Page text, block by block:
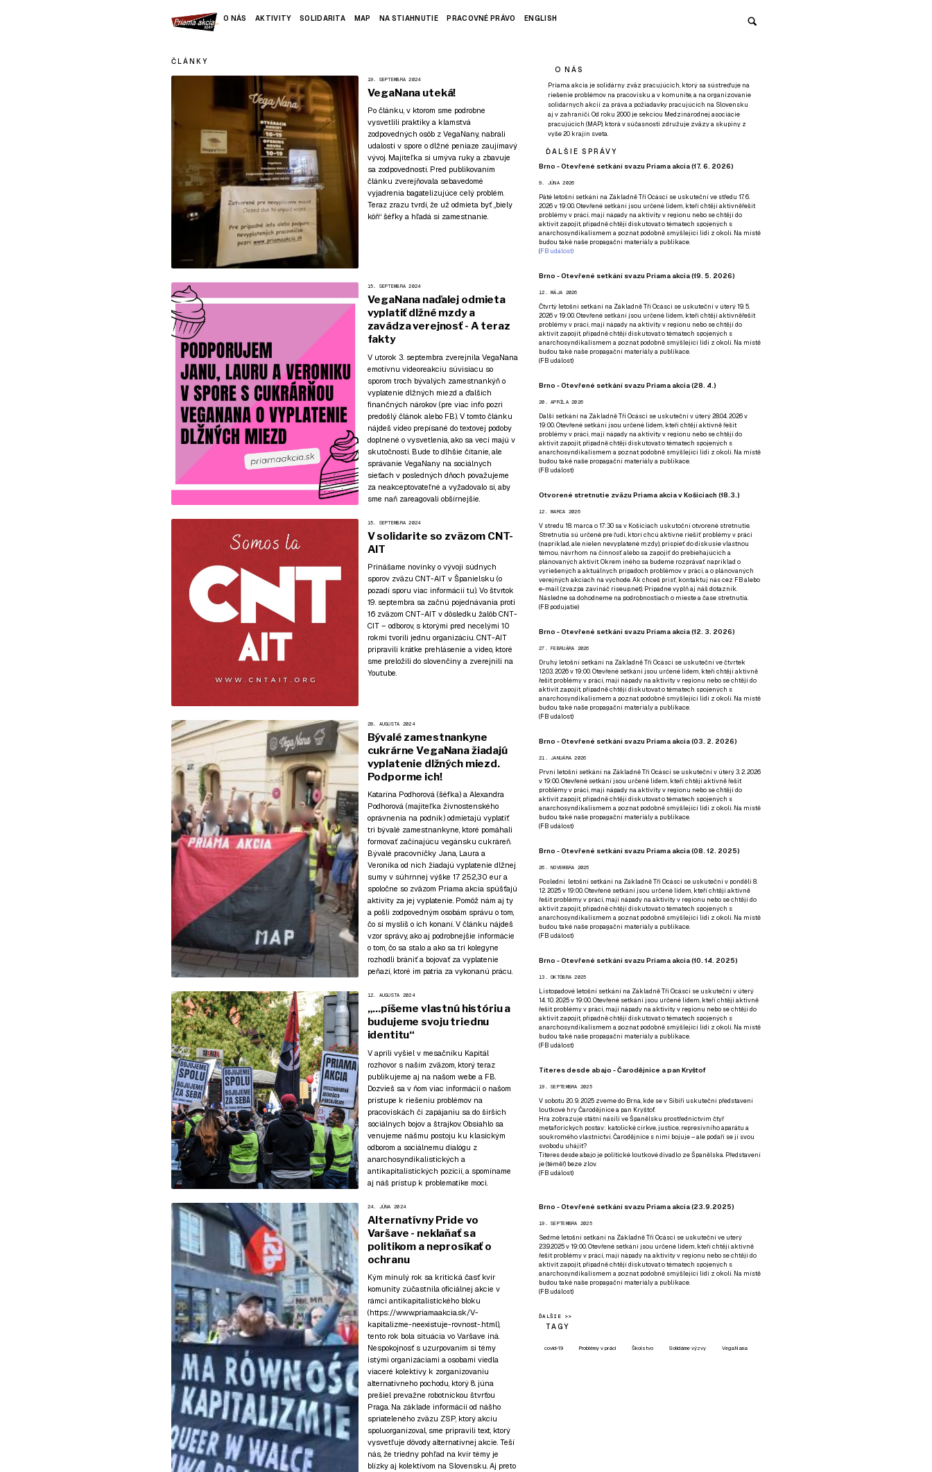
O NÁS AKTIVITY SOLIDARITA MAP NA STIAHNUTIE PRACOVNÉ PRÁVO ENGLISH
ČLÁNKY
19. SEPTEMBRA 2024
VegaNana uteká!
Po článku, v ktorom sme podrobne
vysvetlili praktiky a klamstvá
zodpovedných osôb z VegaNany, nabrali
udalosti v spore o dlžné peniaze zaujímavý
vývoj. Majiteľka si umýva ruky a zbavuje
sa zodpovednosti. Pred publikovaním
článku zverejňovala sebavedomé
vyjadrenia bagatelizujúce celý problém.
Teraz zrazu tvrdí, že už odmieta byť „biely
kôň“ šéfky a hľadá si zamestnanie.
15. SEPTEMBRA 2024
VegaNana naďalej odmieta
vyplatiť dlžné mzdy a
zavádza verejnosť - A teraz
fakty
V utorok 3. septembra zverejnila VegaNana
emotívnu videoreakciu súvisiacu so
sporom troch bývalých zamestnankýň o
vyplatenie dlžných miezd a ďalších
finančných nárokov (pre viac info pozri
predošlý článok alebo FB). V tomto článku
nájdeš video prepísané do textovej podoby
doplnené o vysvetlenia, ako sa veci majú v
skutočnosti. Bude to dlhšie čítanie, ale
správanie VegaNany na sociálnych
sieťach v posledných dňoch považujeme
za neakceptovateľné a vyžadovalo si, aby
sme naň zareagovali obšírnejšie.
15. SEPTEMBRA 2024
V solidarite so zväzom CNT-
AIT
Prinášame novinky o vývoji súdnych
sporov zväzu CNT-AIT v Španielsku (o
pozadí sporu viac informácií tu). Vo štvrtok
19. septembra sa začnú pojednávania proti
16 zväzom CNT-AIT v dôsledku žalôb CNT-
CIT – odborov, s ktorými pred necelými 10
rokmi tvorili jednu organizáciu. CNT-AIT
pripravili krátke prehlásenie a video, ktoré
sme preložili do slovenčiny a zverejnili na
Youtube.
28. AUGUSTA 2024
Bývalé zamestnankyne
cukrárne VegaNana žiadajú
vyplatenie dlžných miezd.
Podporme ich!
Katarína Podhorová (šéfka) a Alexandra
Podhorová (majiteľka živnostenského
oprávnenia na podnik) odmietajú vyplatiť
tri bývalé zamestnankyne, ktoré pomáhali
formovať začínajúcu vegánsku cukráreň.
Bývalé pracovníčky Jana, Laura a
Veronika od nich žiadajú vyplatenie dlžnej
sumy v súhrnnej výške 17 252,30 eur a
spoločne so zväzom Priama akcia spúšťajú
aktivity za jej vyplatenie. Pomôž nám aj ty
a pošli zodpovedným osobám správu o tom,
čo si myslíš o ich konaní. V článku nájdeš
vzor správy, ako aj podrobnejšie informácie
o tom, čo sa stalo a ako sa tri kolegyne
rozhodli brániť a bojovať za vyplatenie
peňazí, ktoré im patria za vykonanú prácu.
12. AUGUSTA 2024
„...píšeme vlastnú históriu a
budujeme svoju triednu
identitu“
V apríli vyšiel v mesačníku Kapitál
rozhovor s naším zväzom, ktorý teraz
publikujeme aj na našom webe a FB.
Dozvieš sa v ňom viac informácií o našom
prístupe k riešeniu problémov na
pracoviskách či zapájaniu sa do širších
sociálnych bojov a štrajkov. Obsiahlo sa
venujeme nášmu postoju ku klasickým
odborom a sociálnemu dialógu z
anarchosyndikalistických a
antikapitalistických pozícií, a spomíname
aj náš prístup k problematike moci.
24. JÚNA 2024
Alternatívny Pride vo
Varšave - neklaňať sa
politikom a neprosíkať o
ochranu
Kým minulý rok sa kritická časť kvír
komunity zúčastnila oficiálnej akcie v
rámci antikapitalistického bloku
(https://www.priamaakcia.sk/V-
kapitalizme-neexistuje-rovnost-.html),
tento rok bola situácia vo Varšave iná.
Nespokojnosť s uzurpovaním si témy
istými organizáciami a osobami viedla
viaceré kolektívy k zorganizovaniu
alternatívneho pochodu, ktorý 8. júna
prešiel prevažne robotníckou štvrťou
Praga. Na základe informácií od nášho
spriateleného zväzu ZSP, ktorý akciu
spoluorganizoval, sme pripravili text, ktorý
vysvetľuje dôvody alternatívnej akcie. Teší
nás, že triedny pohľad na kvír témy je
blízky aj kolektívom na Slovensku. Aj preto
O NÁS
Priama akcia je solidárny zväz pracujúcich, ktorý sa sústreďuje na
riešenie problémov na pracovisku a v komunite, a na organizovanie
solidárnych akcií za práva a požiadavky pracujúcich na Slovensku
aj v zahraničí. Od roku 2000 je sekciou Medzinárodnej asociácie
pracujúcich (MAP), ktorá v súčasnosti združuje zväzy a skupiny z
vyše 20 krajín sveta.
ĎALŠIE SPRÁVY
Brno - Otevřené setkání svazu Priama akcia (17. 6. 2026)
9. JÚNA 2026
Páté letošní setkání na Základně Tři Ocásci se uskuteční ve středu 17. 6.
2026 v 19:00. Otevřené setkání jsou určené lidem, kteří chtějí aktivněřešit
problémy v práci, mají nápady na aktivity v regionu nebo se chtějí do
aktivit zapojit, případně chtějí diskutovat o tématech spojených s
anarchosyndikalismem a poznat podobně smýšlející lidi z okolí. Na místě
budou také naše propagační materiály a publikace.
(FB událost)
Brno - Otevřené setkání svazu Priama akcia (19. 5. 2026)
12. MÁJA 2026
Čtvrtý letošní setkání na Základně Tři Ocásci se uskuteční v úterý 19. 5.
2026 v 19:00. Otevřené setkání jsou určené lidem, kteří chtějí aktivněřešit
problémy v práci, mají nápady na aktivity v regionu nebo se chtějí do
aktivit zapojit, případně chtějí diskutovat o tématech spojených s
anarchosyndikalismem a poznat podobně smýšlející lidi z okolí. Na místě
budou také naše propagační materiály a publikace.
(FB událost)
Brno - Otevřené setkání svazu Priama akcia (28. 4.)
20. APRÍLA 2026
Další setkání na Základně Tři Ocásci se uskuteční v úterý 28.04. 2026 v
19:00. Otevřené setkání jsou určené lidem, kteří chtějí aktivně řešit
problémy v práci, mají nápady na aktivity v regionu nebo se chtějí do
aktivit zapojit, případně chtějí diskutovat o tématech spojených s
anarchosyndikalismem a poznat podobně smýšlející lidi z okolí. Na místě
budou také naše propagační materiály a publikace.
(FB událost)
Otvorené stretnutie zväzu Priama akcia v Košiciach (18.3.)
12. MARCA 2026
V stredu 18. marca o 17:30 sa v Košiciach uskutoční otvorené stretnutie.
Stretnutia sú určené pre ľudí, ktorí chcú aktívne riešiť problémy v práci
(napríklad, ale nielen nevyplatené mzdy), prispieť do diskusie vlastnou
témou, návrhom na činnosť alebo sa zapojiť do prebiehajúcich a
plánovaných aktivít. Okrem iného sa budeme rozprávať napríklad o
vyriešených a aktuálnych prípadoch problémov v práci, a o plánovaných
verejných akciach na východe. Ak chceš prísť, kontaktuj nás cez FBalebo
e-mail (zvazpa zavináč riseup.net). Prípadnevyplň aj náš dotazník.
Následne sa dohodneme na podrobnostiach o mieste a čase stretnutia.
(FB podujatie)
Brno - Otevřené setkání svazu Priama akcia (12. 3. 2026)
27. FEBRUÁRA 2026
Druhý letošní setkání na Základně Tři Ocásci se uskuteční ve čtvrtek
12.03. 2026 v 19:00. Otevřené setkání jsou určené lidem, kteří chtějí aktivně
řešit problémy v práci, mají nápady na aktivity v regionu nebo se chtějí do
aktivit zapojit, případně chtějí diskutovat o tématech spojených s
anarchosyndikalismem a poznat podobně smýšlející lidi z okolí. Na místě
budou také naše propagační materiály a publikace.
(FB událost)
Brno - Otevřené setkání svazu Priama akcia (03. 2. 2026)
21. JANUÁRA 2026
První letošní setkání na Základně Tři Ocásci se uskuteční v úterý 3. 2. 2026
v 19:00. Otevřené setkání jsou určené lidem, kteří chtějí aktivně řešit
problémy v práci, mají nápady na aktivity v regionu nebo se chtějí do
aktivit zapojit, případně chtějí diskutovat o tématech spojených s
anarchosyndikalismem a poznat podobně smýšlející lidi z okolí. Na místě
budou také naše propagační materiály a publikace.
(FB událost)
Brno - Otevřené setkání svazu Priama akcia (08. 12. 2025)
26. NOVEMBRA 2025
Poslední letošní setkání na Základně Tři Ocásci se uskuteční v ponděli 8.
12. 2025 v 19:00. Otevřené setkání jsou určené lidem, kteří chtějí aktivně
řešit problémy v práci, mají nápady na aktivity v regionu nebo se chtějí do
aktivit zapojit, případně chtějí diskutovat o tématech spojených s
anarchosyndikalismem a poznat podobně smýšlející lidi z okolí. Na místě
budou také naše propagační materiály a publikace.
(FB událost)
Brno - Otevřené setkání svazu Priama akcia (10. 14. 2025)
13. OKTÓBRA 2025
Listopadové letošní setkání na Základně Tři Ocásci se uskuteční v úterý
14. 10. 2025 v 19:00. Otevřené setkání jsou určené lidem, kteří chtějí aktivně
řešit problémy v práci, mají nápady na aktivity v regionu nebo se chtějí do
aktivit zapojit, případně chtějí diskutovat o tématech spojených s
anarchosyndikalismem a poznat podobně smýšlející lidi z okolí. Na místě
budou také naše propagační materiály a publikace.
(FB událost)
Títeres desde abajo - Čarodějnice a pan Kryštof
19. SEPTEMBRA 2025
V sobotu 20. 9. 2025 zveme do Brna, kde se v Sibiři uskuteční představení
loutkové hry Čarodějnice a pan Kryštof.
Hra zobrazuje státní násilí ve Španělsku prostřednictvím čtyř
metaforických postav: katolické církve, justice, represivního aparátu a
soukromého vlastnictví. Čarodějnice s nimi bojuje – ale podaří se jí svou
svobodu uhájit?
Títeres desde abajo je politické loutkové divadlo ze Španělska. Představení
je (téměř) beze zlov.
(FB událost)
Brno - Otevřené setkání svazu Priama akcia (23.9.2025)
19. SEPTEMBRA 2025
Sedmé letošní setkání na Základně Tři Ocásci se uskuteční ve uterý
23.9.2025 v 19:00. Otevřené setkání jsou určené lidem, kteří chtějí aktivně
řešit problémy v práci, mají nápady na aktivity v regionu nebo se chtějí do
aktivit zapojit, případně chtějí diskutovat o tématech spojených s
anarchosyndikalismem a poznat podobně smýšlející lidi z okolí. Na místě
budou také naše propagační materiály a publikace.
(FB událost)
ĎALŠIE >>
TAGY
covid-19 Problémy v práci Školstvo Solidárne výzvy VegaNana